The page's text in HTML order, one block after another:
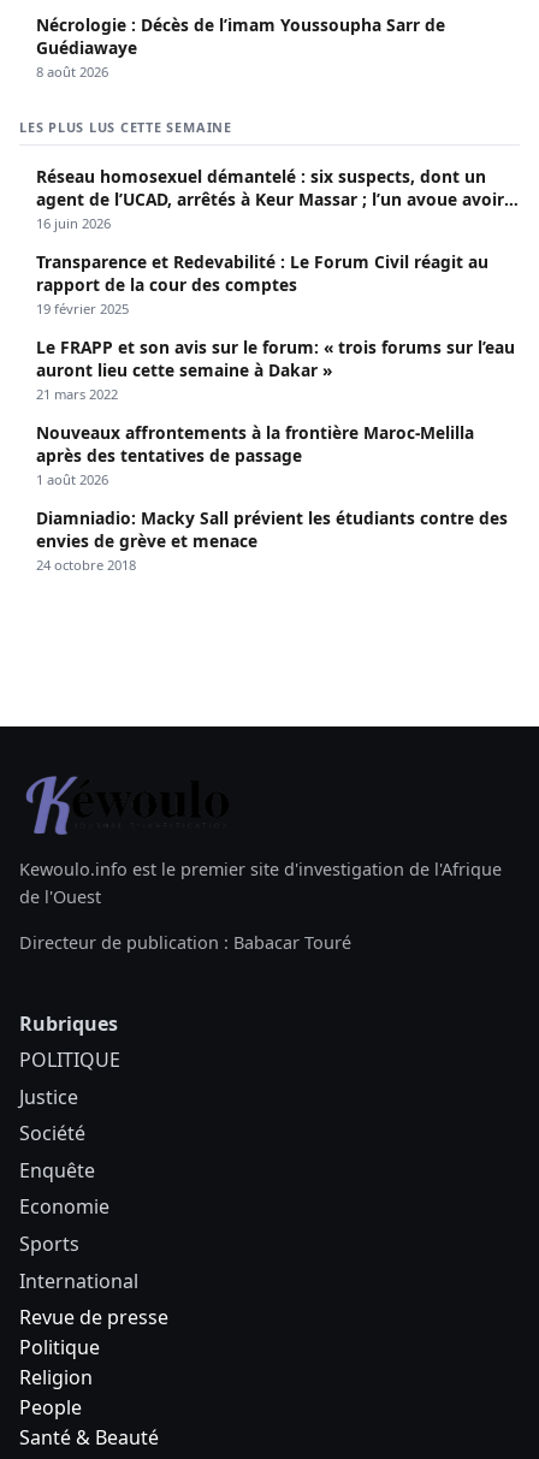
Nécrologie : Décès de l’imam Youssoupha Sarr de
Guédiawaye
8 août 2026
LES PLUS LUS CETTE SEMAINE
Réseau homosexuel démantelé : six suspects, dont un
agent de l’UCAD, arrêtés à Keur Massar ; l’un avoue avoir
propagé le VIH depuis 2018
16 juin 2026
Transparence et Redevabilité : Le Forum Civil réagit au
rapport de la cour des comptes
19 février 2025
Le FRAPP et son avis sur le forum: « trois forums sur l’eau
auront lieu cette semaine à Dakar »
21 mars 2022
Nouveaux affrontements à la frontière Maroc-Melilla
après des tentatives de passage
1 août 2026
Diamniadio: Macky Sall prévient les étudiants contre des
envies de grève et menace
24 octobre 2018
Kewoulo.info est le premier site d'investigation de l'Afrique
de l'Ouest
Directeur de publication : Babacar Touré
Rubriques
POLITIQUE
Justice
Société
Enquête
Economie
Sports
International
Revue de presse
Politique
Religion
People
Santé & Beauté